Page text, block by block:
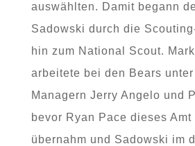
auswählten. Damit begann
Sadowski durch die
hin zum National Scout.
arbeitete bei den Bears unter
Managern Jerry Angelo und
bevor Ryan Pace dieses Amt
übernahm und Sadowski im